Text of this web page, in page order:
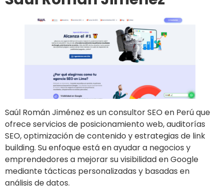
Saúl Román Jiménez es un consultor SEO en Perú que
ofrece servicios de posicionamiento web, auditorías
SEO, optimización de contenido y estrategias de link
building. Su enfoque está en ayudar a negocios y
emprendedores a mejorar su visibilidad en Google
mediante tácticas personalizadas y basadas en
análisis de datos.